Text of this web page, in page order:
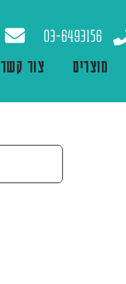
03-6493156
מוצרים צור קשר